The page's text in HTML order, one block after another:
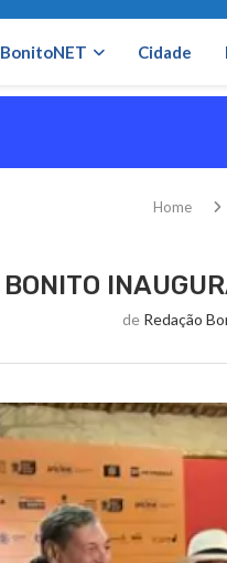
BonitoNET Cidade
Home
BONITO
de Redação